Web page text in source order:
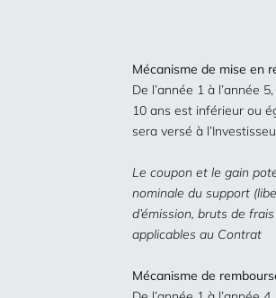
Mécanisme de mise en
De l’année 1 à l’année
10 ans est inférieur ou
sera versé à
Le coupon et le gain
nominale du support
d’émission, bruts de
applicables au Contrat
Mécanisme de